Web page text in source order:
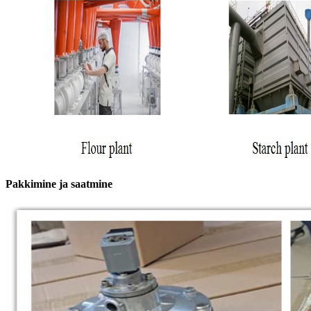
Pakkimine ja saatmine